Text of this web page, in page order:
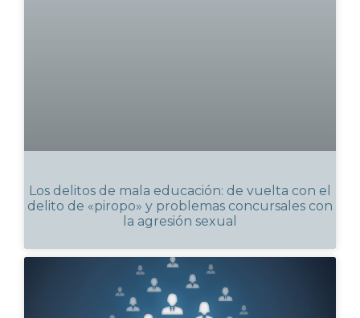
Los delitos de mala educación: de vuelta con el
delito de «piropo» y problemas concursales con
la agresión sexual